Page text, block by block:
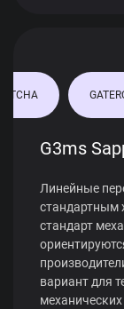
G3ms
Линейные
стандартным
стандарт
вариант для